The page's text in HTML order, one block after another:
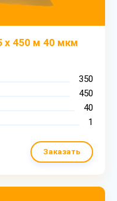
х 450 м 40 мкм
350
450
40
1
Заказать